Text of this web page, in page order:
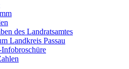
des Landratsamtes
Landkreis Passau